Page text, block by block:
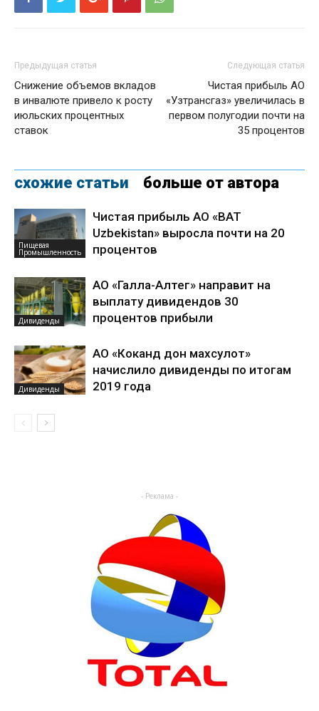
Предыдущая статья
Снижение объемов вкладов
в инвалюте привело к росту
июльских процентных
ставок
Следующая статья
Чистая прибыль АО
«Узтрансгаз» увеличилась в
первом полугодии почти на
35 процентов
схожие статьи больше от автора
Пищевая
Промышленность
Чистая прибыль АО «BAT
Uzbekistan» выросла почти на 20
процентов
Дивиденды
АО «Галла-Алтег» направит на
выплату дивидендов 30
процентов прибыли
Дивиденды
АО «Коканд дон махсулот»
начислило дивиденды по итогам
2019 года
- Реклама -